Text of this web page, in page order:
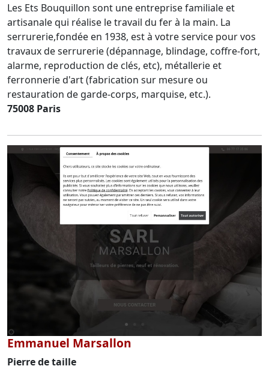
Les Ets Bouquillon sont une entreprise familiale et
artisanale qui réalise le travail du fer à la main. La
serrurerie,fondée en 1938, est à votre service pour vos
travaux de serrurerie (dépannage, blindage, coffre-fort,
alarme, reproduction de clés, etc), métallerie et
ferronnerie d'art (fabrication sur mesure ou
restauration de garde-corps, marquise, etc.).
75008 Paris
Emmanuel Marsallon
Pierre de taille